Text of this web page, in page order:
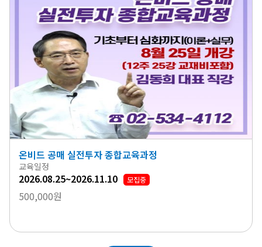
온비드 공매 실전투자 종합교육과정
교육일정
2026.08.25~2026.11.10 모집중
500,000원